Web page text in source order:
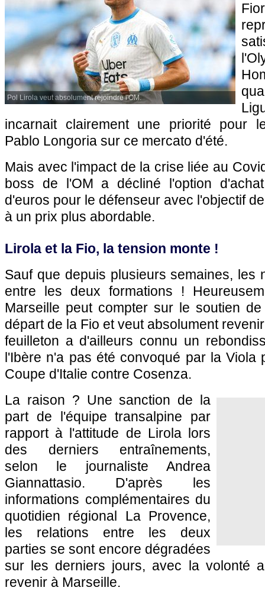
Pol Lirola veut absolument rejoindre l'OM.
incarnait clairement une priorité pour
Pablo Longoria sur ce mercato d'été.
Mais avec l'impact de la crise liée au
boss de l'OM a décliné l'option
d'euros pour le défenseur avec l'objectif
à un prix plus abordable.
Lirola et la Fio, la tension monte !
Sauf que depuis plusieurs semaines, les
entre les deux formations !
Marseille peut compter sur le soutien
départ de la Fio et veut absolument
feuilleton a d'ailleurs connu un
l'Ibère n'a pas été convoqué par la Viola
Coupe d'Italie contre Cosenza.
La raison ? Une sanction de la
part de l'équipe transalpine par
rapport à l'attitude de Lirola lors
des derniers entraînements,
selon le journaliste Andrea
Giannattasio. D'après les
informations complémentaires du
quotidien régional La Provence,
les relations entre les deux
parties se sont encore dégradées
sur les derniers jours, avec la volonté
revenir à Marseille.